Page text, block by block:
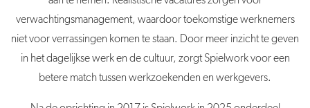
verwachtingsmanagement, waardoor toekomstige werknemers
niet voor verrassingen komen te staan. Door meer inzicht te geven
in het dagelijkse werk en de cultuur, zorgt Spielwork voor een
betere match tussen werkzoekenden en werkgevers.